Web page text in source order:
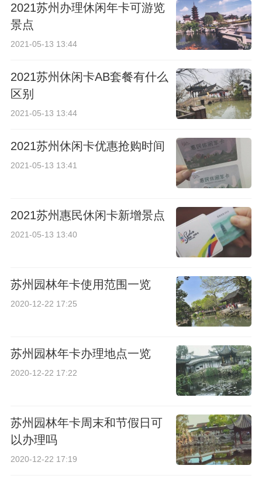
2021苏州办理休闲年卡可游览
景点
2021-05-13 13:44
2021苏州休闲卡AB套餐有什么
区别
2021-05-13 13:44
2021苏州休闲卡优惠抢购时间
2021-05-13 13:41
2021苏州惠民休闲卡新增景点
2021-05-13 13:40
苏州园林年卡使用范围一览
2020-12-22 17:25
苏州园林年卡办理地点一览
2020-12-22 17:22
苏州园林年卡周末和节假日可
以办理吗
2020-12-22 17:19